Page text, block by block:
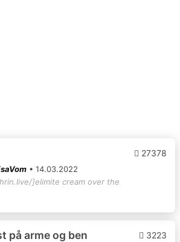
27378
• 14.03.2022
]elimite cream over the
på arme og ben 3223